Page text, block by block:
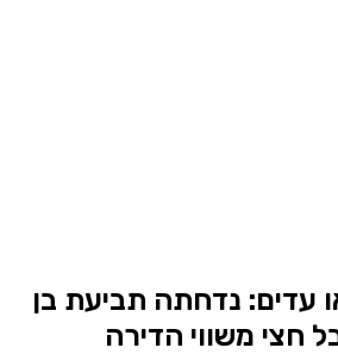
עדים: נדחתה תביעת בן
חצי משווי הדירה